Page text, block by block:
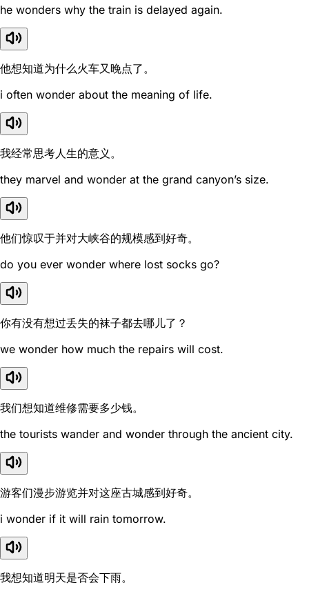
he wonders why the train is delayed again.
他想知道为什么火车又晚点了。
i often wonder about the meaning of life.
我经常思考人生的意义。
they marvel and wonder at the grand canyon’s size.
他们惊叹于并对大峡谷的规模感到好奇。
do you ever wonder where lost socks go?
你有没有想过丢失的袜子都去哪儿了？
we wonder how much the repairs will cost.
我们想知道维修需要多少钱。
the tourists wander and wonder through the ancient city.
游客们漫步游览并对这座古城感到好奇。
i wonder if it will rain tomorrow.
我想知道明天是否会下雨。